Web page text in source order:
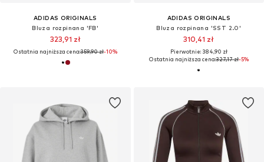
ADIDAS ORIGINALS
Bluza rozpinana 'FB'
323,91 zł
Ostatnia najniższa cena:359,90 zł-10%
ADIDAS ORIGINALS
Bluza rozpinana 'SST 2.0'
310,41 zł
Pierwotnie: 384,90 zł
Ostatnia najniższa cena:327,17 zł-5%